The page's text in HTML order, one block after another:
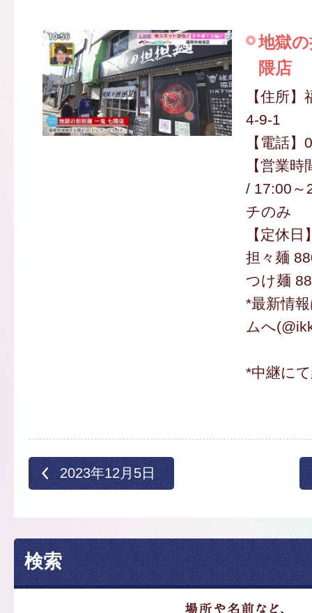
地獄
隈店
【住所
4-9-1
【電話
【営業
/ 17:00～
チのみ
【定休
担々麺
つけ麺
*最新情
ムへ
*中継に
2023年12月5日
検索